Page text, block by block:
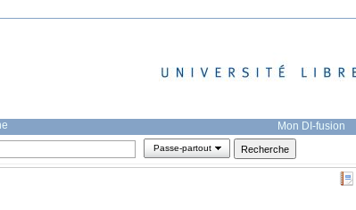
Mon DI-fusion
Passe-partout